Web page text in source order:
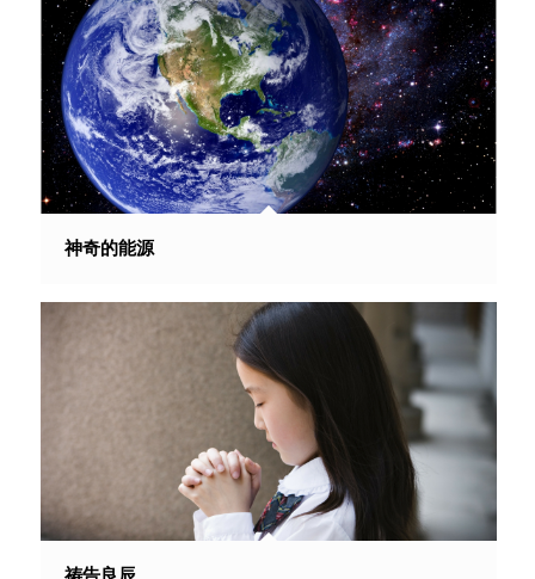
神奇的能源